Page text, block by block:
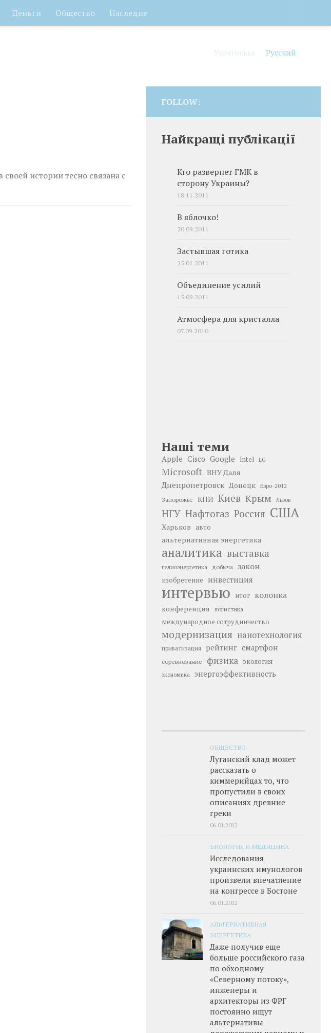
Деньги Общество Наследие
Українська Русский
истории тесно связана с
FOLLOW:
Найкращі публікації
Кто развернет ГМК в
сторону Украины?
18.11.2011
В яблочко!
20.09.2011
Застывшая готика
25.01.2011
Объединение усилий
15.09.2011
Атмосфера для кристалла
07.09.2010
Наші теми
Apple Cisco Google Intel LG
Microsoft ВНУ Даля
Днепропетровск Донецк Евро-2012
Запорожье КПИ Киев Крым Львов
НГУ Нафтогаз Россия США
Харьков авто
альтернативная энергетика
аналитика выставка
гелиоэнергетика добыча закон
изобретение инвестиция
интервью итог колонка
конференция логистика
международное сотрудничество
модернизация нанотехнология
приватизация рейтинг смартфон
соревнование физика экология
экономика энергоэффективность
ОБЩЕСТВО
Луганский клад может
рассказать о
киммерийцах то, что
пропустили в своих
описаниях древние
греки
06.01.2012
БИОЛОГИЯ И МЕДИЦИНА
Исследования
украинских имунологов
произвели впечатление
на конгрессе в Бостоне
06.01.2012
АЛЬТЕРНАТИВНАЯ
ЭНЕРГЕТИКА
Даже получив еще
больше российского газа
по обходному
«Северному потоку»,
инженеры и
архитекторы из ФРГ
постоянно ищут
альтернативы